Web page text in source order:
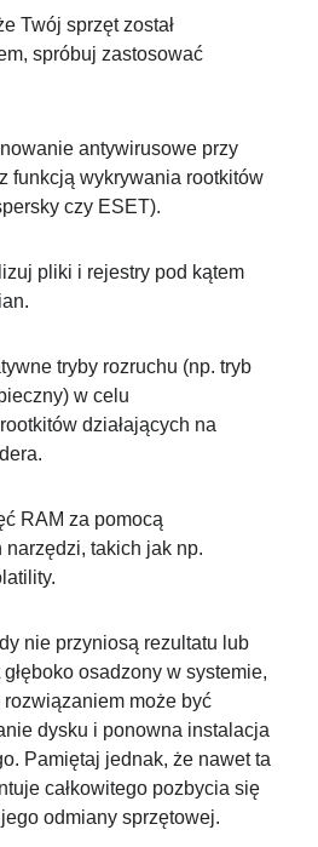
Twój sprzęt został
spróbuj zastosować
antywirusowe przy
funkcją wykrywania rootkitów
czy ESET).
pliki i rejestry pod kątem
tryby rozruchu (np. tryb
w celu
działających na
RAM za pomocą
takich jak np.
nie przyniosą rezultatu lub
osadzony w systemie,
może być
dysku i ponowna instalacja
Pamiętaj jednak, że nawet ta
całkowitego pozbycia się
odmiany sprzętowej.